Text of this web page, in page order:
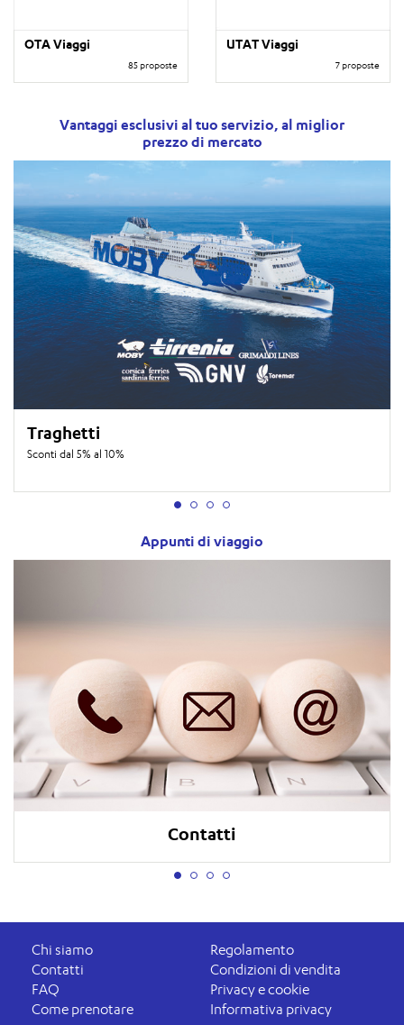
OTA Viaggi
85 proposte
UTAT Viaggi
7 proposte
Vantaggi esclusivi al tuo servizio, al miglior
prezzo di mercato
Traghetti
Sconti dal 5% al 10%
Appunti di viaggio
Contatti
Chi siamo
Contatti
FAQ
Come prenotare
Regolamento
Condizioni di vendita
Privacy e cookie
Informativa privacy